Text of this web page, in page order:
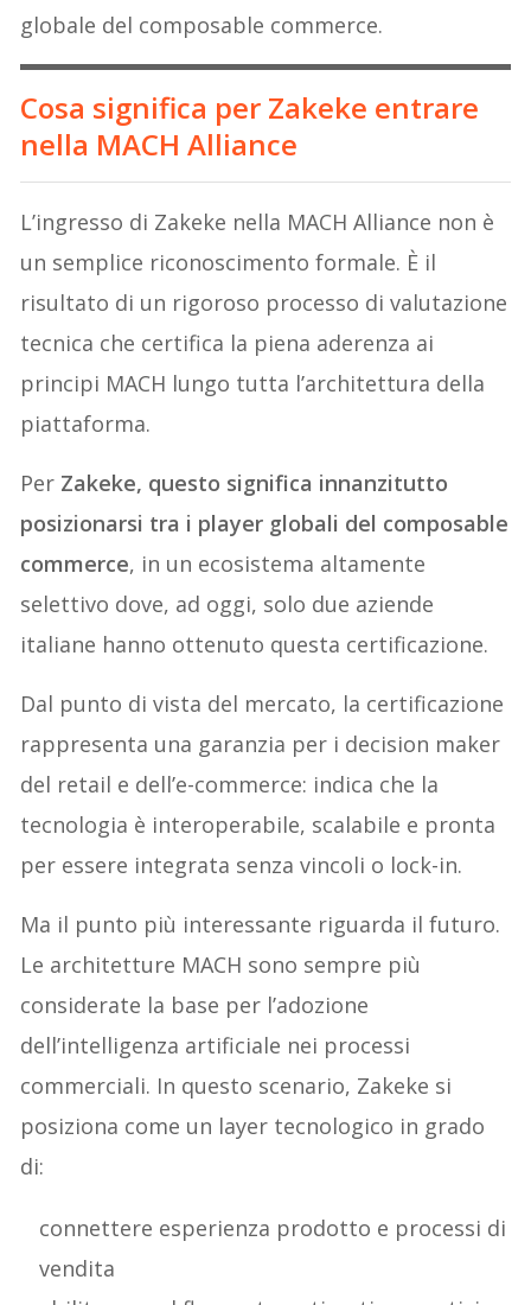
globale del composable commerce.
Cosa significa per Zakeke entrare
nella MACH Alliance
L’ingresso di Zakeke nella MACH Alliance non è
un semplice riconoscimento formale. È il
risultato di un rigoroso processo di valutazione
tecnica che certifica la piena aderenza ai
principi MACH lungo tutta l’architettura della
piattaforma.
Per Zakeke, questo significa innanzitutto
posizionarsi tra i player globali del composable
commerce, in un ecosistema altamente
selettivo dove, ad oggi, solo due aziende
italiane hanno ottenuto questa certificazione.
Dal punto di vista del mercato, la certificazione
rappresenta una garanzia per i decision maker
del retail e dell’e-commerce: indica che la
tecnologia è interoperabile, scalabile e pronta
per essere integrata senza vincoli o lock-in.
Ma il punto più interessante riguarda il futuro.
Le architetture MACH sono sempre più
considerate la base per l’adozione
dell’intelligenza artificiale nei processi
commerciali. In questo scenario, Zakeke si
posiziona come un layer tecnologico in grado
di:
connettere esperienza prodotto e processi di
vendita